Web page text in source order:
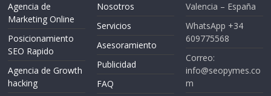
Agencia de
Marketing Online
Posicionamiento
SEO Rapido
Agencia de Growth
hacking
Nosotros
Servicios
Asesoramiento
Publicidad
FAQ
Valencia – España
WhatsApp +34
609775568
Correo:
info@seopymes.co
m